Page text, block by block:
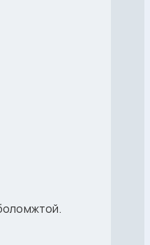
боломжтой.